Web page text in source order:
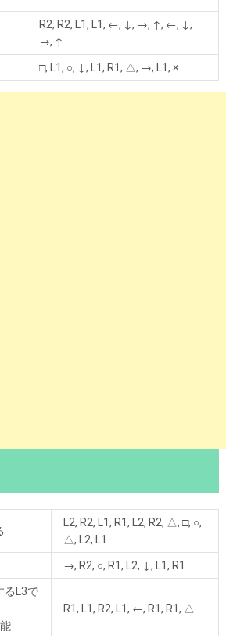
R2, R2, L1, L1, ←, ↓, →, ↑, ←, ↓,
→, ↑
□, L1, ○, ↓, L1, R1, △, →, L1, ×
L2, R2, L1, R1, L2, R2, △, □, ○,
△, L2, L1
→, R2, ○, R1, L2, ↓, L1, R1
るL3で
R1, L1, R2, L1, ←, R1, R1, △